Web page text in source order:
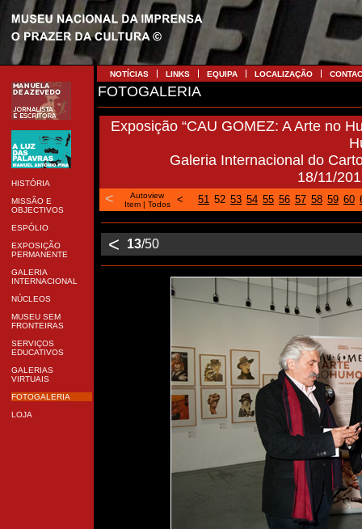
HISTÓRIA
MISSÃO E
OBJECTIVOS
ESPÓLIO
EXPOSIÇÃO
PERMANENTE
GALERIA
INTERNACIONAL
NÚCLEOS
MUSEU SEM
FRONTEIRAS
SERVIÇOS
EDUCATIVOS
GALERIAS
VIRTUAIS
FOTOGALERIA
LOJA
NOTÍCIAS LINKS EQUIPA LOCALIZAÇÃO
FOTOGALERIA
Exposição “CAU GOMEZ: A Arte no
Galeria Internacional do
18/11/
<
Autoview
Item| Todos < 51 52 53 54 55 56 57 58 59 60
< 13/50